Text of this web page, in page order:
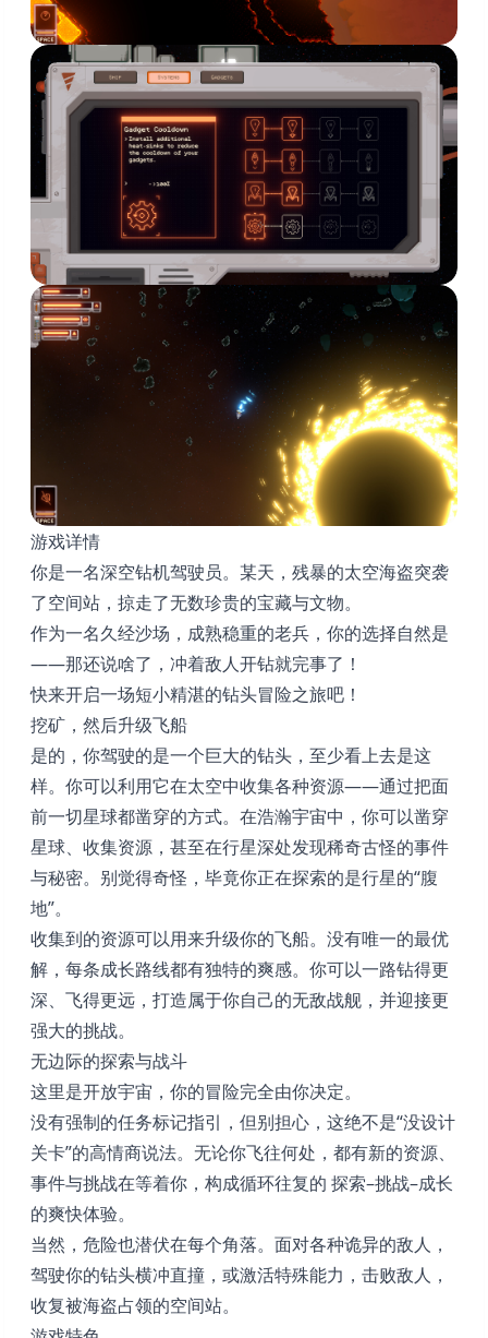
游戏详情
你是一名深空钻机驾驶员。某天，残暴的太空海盗突袭
了空间站，掠走了无数珍贵的宝藏与文物。
作为一名久经沙场，成熟稳重的老兵，你的选择自然是
——那还说啥了，冲着敌人开钻就完事了！
快来开启一场短小精湛的钻头冒险之旅吧！
挖矿，然后升级飞船
是的，你驾驶的是一个巨大的钻头，至少看上去是这
样。你可以利用它在太空中收集各种资源——通过把面
前一切星球都凿穿的方式。在浩瀚宇宙中，你可以凿穿
星球、收集资源，甚至在行星深处发现稀奇古怪的事件
与秘密。别觉得奇怪，毕竟你正在探索的是行星的“腹
地”。
收集到的资源可以用来升级你的飞船。没有唯一的最优
解，每条成长路线都有独特的爽感。你可以一路钻得更
深、飞得更远，打造属于你自己的无敌战舰，并迎接更
强大的挑战。
无边际的探索与战斗
这里是开放宇宙，你的冒险完全由你决定。
没有强制的任务标记指引，但别担心，这绝不是“没设计
关卡”的高情商说法。无论你飞往何处，都有新的资源、
事件与挑战在等着你，构成循环往复的 探索–挑战–成长
的爽快体验。
当然，危险也潜伏在每个角落。面对各种诡异的敌人，
驾驶你的钻头横冲直撞，或激活特殊能力，击败敌人，
收复被海盗占领的空间站。